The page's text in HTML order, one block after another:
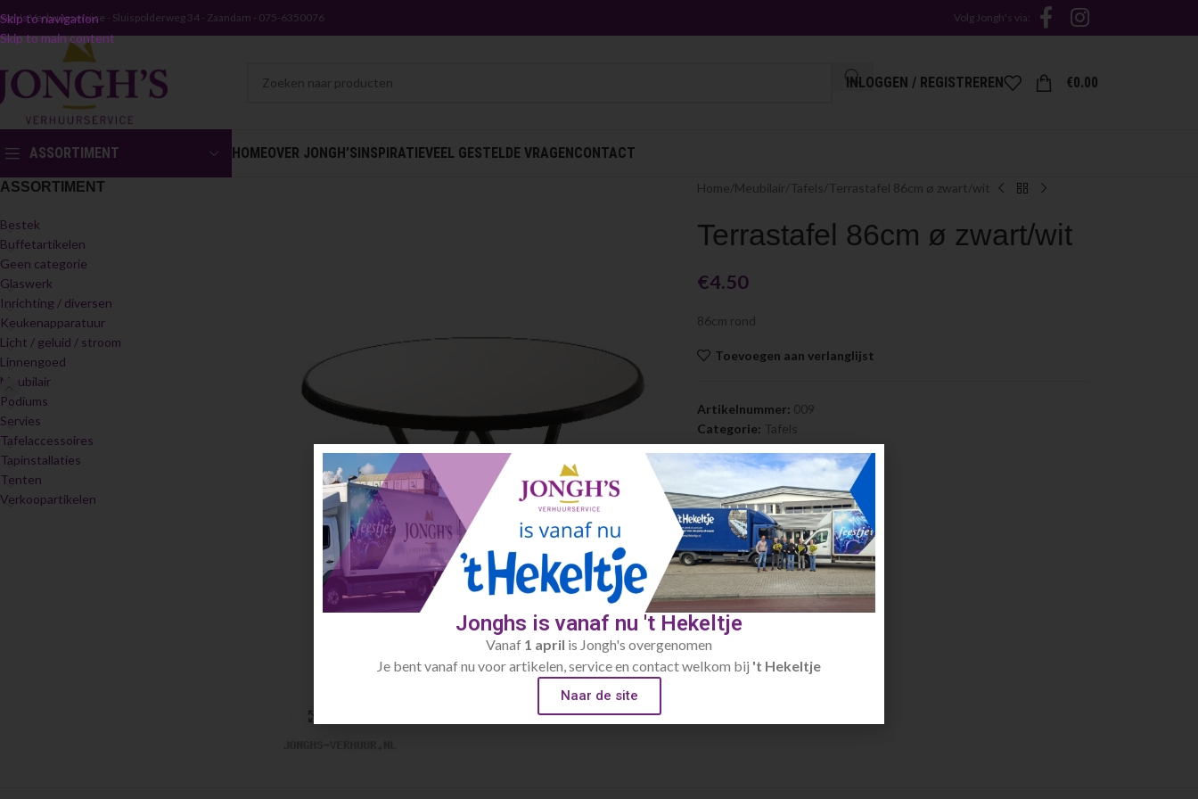
Skip to navigation
Skip to main content
Verhuurservice - Sluispolderweg 34 - Zaandam - 075-6350076 Volg Jongh's via:
INLOGGEN / REGISTREREN €0.00
ASSORTIMENT HOMEOVER JONGH’SINSPIRATIEVEEL GESTELDE VRAGENCONTACT
ASSORTIMENT
Bestek
Buffetartikelen
Geen categorie
Glaswerk
Inrichting / diversen
Keukenapparatuur
Licht / geluid / stroom
Linnengoed
Meubilair
Podiums
Servies
Tafelaccessoires
Tapinstallaties
Tenten
Verkoopartikelen
Home Meubilair Tafels Terrastafel 86cm ø zwart/wit
Terrastafel 86cm ø zwart/wit
€4.50
86cm rond
Toevoegen aan verlanglijst
Artikelnummer: 009
Categorie: Tafels
Jonghs is vanaf nu 't Hekeltje
Vanaf 1 april is Jongh's overgenomen
Je bent vanaf nu voor artikelen, service en contact welkom bij 't Hekeltje
Naar de site